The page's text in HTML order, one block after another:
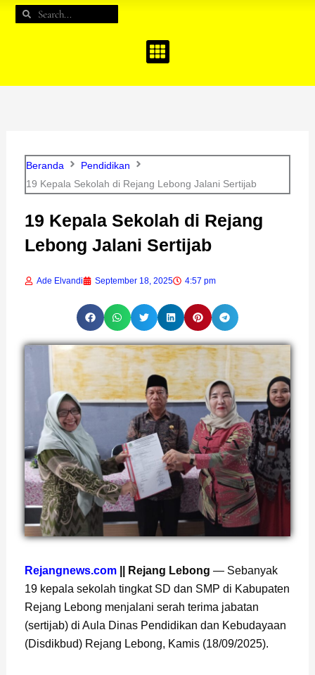
e
t
Search
Search
Beranda
Pendidikan
19 Kepala Sekolah di Rejang Lebong Jalani Sertijab
19 Kepala Sekolah di Rejang
Lebong Jalani Sertijab
Ade Elvandi September 18, 2025 4:57 pm
Rejangnews.com|| Rejang Lebong — Sebanyak
19 kepala sekolah tingkat SD dan SMP di Kabupaten
Rejang Lebong menjalani serah terima jabatan
(sertijab) di Aula Dinas Pendidikan dan Kebudayaan
(Disdikbud) Rejang Lebong, Kamis (18/09/2025).